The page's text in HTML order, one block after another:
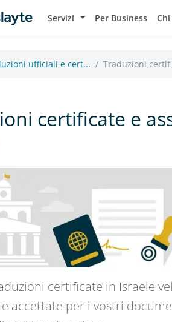
Servizi Per Business
ufficiali e cert... Traduzioni
certificate e
certificate in Israele
accettate per i vostri